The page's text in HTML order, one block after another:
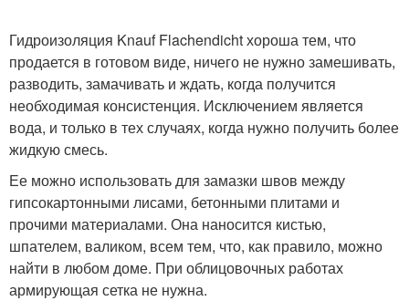
Гидроизоляция Knauf Flachendicht хороша тем, что
продается в готовом виде, ничего не нужно замешивать,
разводить, замачивать и ждать, когда получится
необходимая консистенция. Исключением является
вода, и только в тех случаях, когда нужно получить более
жидкую смесь.
Ее можно использовать для замазки швов между
гипсокартонными лисами, бетонными плитами и
прочими материалами. Она наносится кистью,
шпателем, валиком, всем тем, что, как правило, можно
найти в любом доме. При облицовочных работах
армирующая сетка не нужна.